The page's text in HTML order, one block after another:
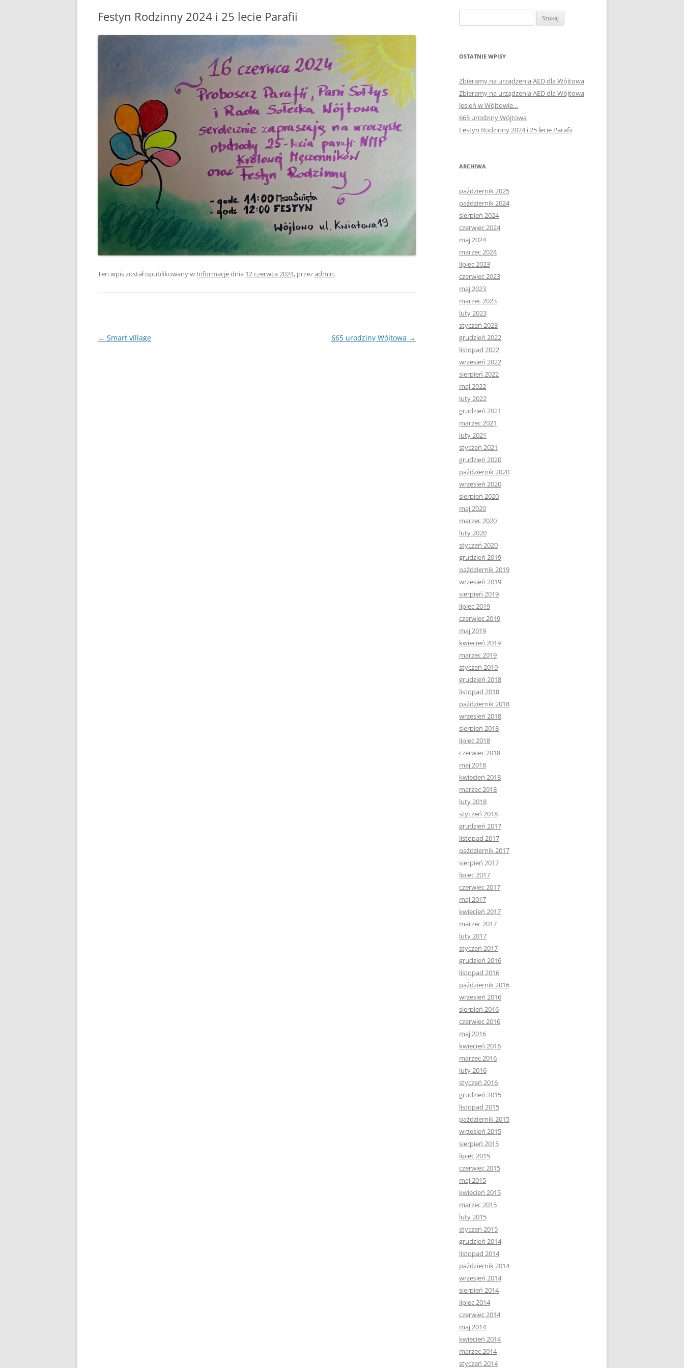
POPRZEDNIA STRONA
Festyn Rodzinny 2024 i 25 lecie Parafii
Ten wpis został opublikowany w Informacjednia 12 czerwca 2024, przezadmin.
Nawigacja
← Smart village 665 urodziny Wójtowa →
OSTATNIE WPISY
Zbieramy na urządzenia AED dla Wójtowa
Zbieramy na urządzenia AED dla Wójtowa
Jesień w Wójtowie…
665 urodziny Wójtowa
Festyn Rodzinny 2024 i 25 lecie Parafii
ARCHIWA
październik 2025
październik 2024
sierpień 2024
czerwiec 2024
maj 2024
marzec 2024
lipiec 2023
czerwiec 2023
maj 2023
marzec 2023
luty 2023
styczeń 2023
grudzień 2022
listopad 2022
wrzesień 2022
sierpień 2022
maj 2022
luty 2022
grudzień 2021
marzec 2021
luty 2021
styczeń 2021
grudzień 2020
październik 2020
wrzesień 2020
sierpień 2020
maj 2020
marzec 2020
luty 2020
styczeń 2020
grudzień 2019
październik 2019
wrzesień 2019
sierpień 2019
lipiec 2019
czerwiec 2019
maj 2019
kwiecień 2019
marzec 2019
styczeń 2019
grudzień 2018
listopad 2018
październik 2018
wrzesień 2018
sierpień 2018
lipiec 2018
czerwiec 2018
maj 2018
kwiecień 2018
marzec 2018
luty 2018
styczeń 2018
grudzień 2017
listopad 2017
październik 2017
sierpień 2017
lipiec 2017
czerwiec 2017
maj 2017
kwiecień 2017
marzec 2017
luty 2017
styczeń 2017
grudzień 2016
listopad 2016
październik 2016
wrzesień 2016
sierpień 2016
czerwiec 2016
maj 2016
kwiecień 2016
marzec 2016
luty 2016
styczeń 2016
grudzień 2015
listopad 2015
październik 2015
wrzesień 2015
sierpień 2015
lipiec 2015
czerwiec 2015
maj 2015
kwiecień 2015
marzec 2015
luty 2015
styczeń 2015
grudzień 2014
listopad 2014
październik 2014
wrzesień 2014
sierpień 2014
lipiec 2014
czerwiec 2014
maj 2014
kwiecień 2014
marzec 2014
styczeń 2014